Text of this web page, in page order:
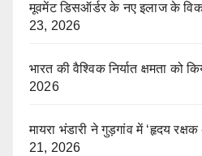
मूवमेंट डिसऑर्डर के नए इलाज के
23, 2026
भारत की वैश्विक निर्यात क्षमता को
2026
मायरा भंडारी ने गुड़गांव में ‘हृदय
21, 2026